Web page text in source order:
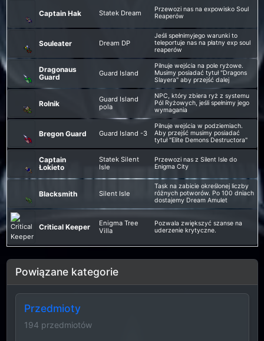
Captain Hak Statek Dream
Przewozi nas na expowisko Soul
Reaperów
Souleater Dream DP
Jeśli spełnimyjego warunki to
teleportuje nas na płatny exp soul
reaperów
Dragonaus
Guard
Guard Island
Pilnuje wejścia na pole ryżowe.
Musimy posiadać tytuł "Dragons
Slayera" aby przejść dalej
Rolnik
Guard Island
pola
NPC, który zbiera ryż z systemu
Pól Ryżowych, jeśli spełnimy jego
wymagania
Bregon Guard Guard Island -3
Pilnuje wejścia w podziemiach.
Aby przejść musimy posiadać
tytuł "Elite Demons Destructora"
Captain
Łokieto
Statek Silent
Isle
Przewozi nas z Silent Isle do
Enigma City
Blacksmith Silent Isle
Task na zabicie określonej liczby
różnych potworów. Po 100 dniach
dostajemy Dream Amulet
Critical Keeper
Enigma Tree
Villa
Pozwala zwiększyć szanse na
uderzenie krytyczne.
Powiązane kategorie
Przedmioty
194 przedmiotów